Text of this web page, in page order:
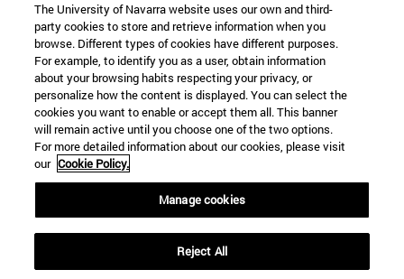
The University of Navarra website uses our own and third-
party cookies to store and retrieve information when you
browse. Different types of cookies have different purposes.
For example, to identify you as a user, obtain information
about your browsing habits respecting your privacy, or
personalize how the content is displayed. You can select the
cookies you want to enable or accept them all. This banner
will remain active until you choose one of the two options.
For more detailed information about our cookies, please visit
our Cookie Policy.
Manage cookies
Reject All